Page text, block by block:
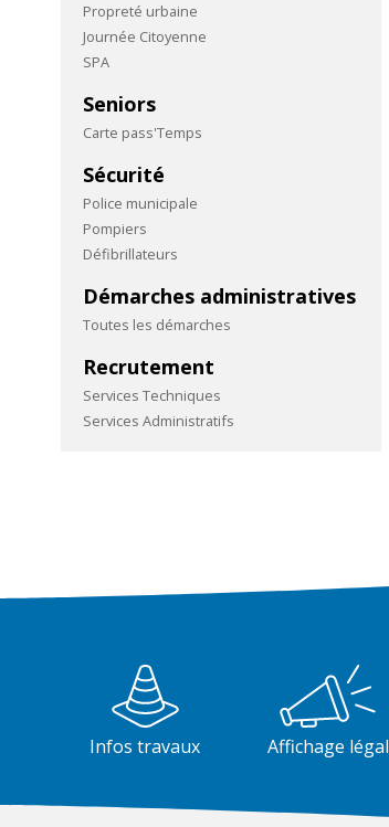
Propreté urbaine
Journée Citoyenne
SPA
Seniors
Carte pass'Temps
Sécurité
Police municipale
Pompiers
Défibrillateurs
Démarches administratives
Toutes les démarches
Recrutement
Services Techniques
Services Administratifs
Infos travaux Affichage légal